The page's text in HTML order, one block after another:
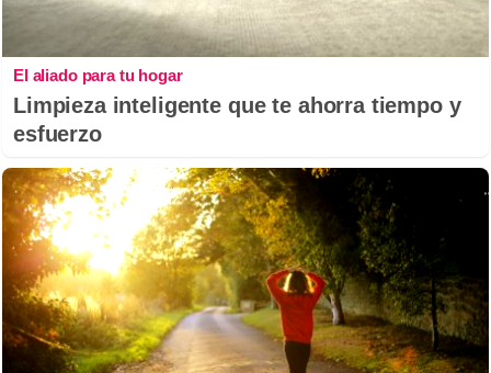
El aliado para tu hogar
Limpieza inteligente que te ahorra tiempo y
esfuerzo